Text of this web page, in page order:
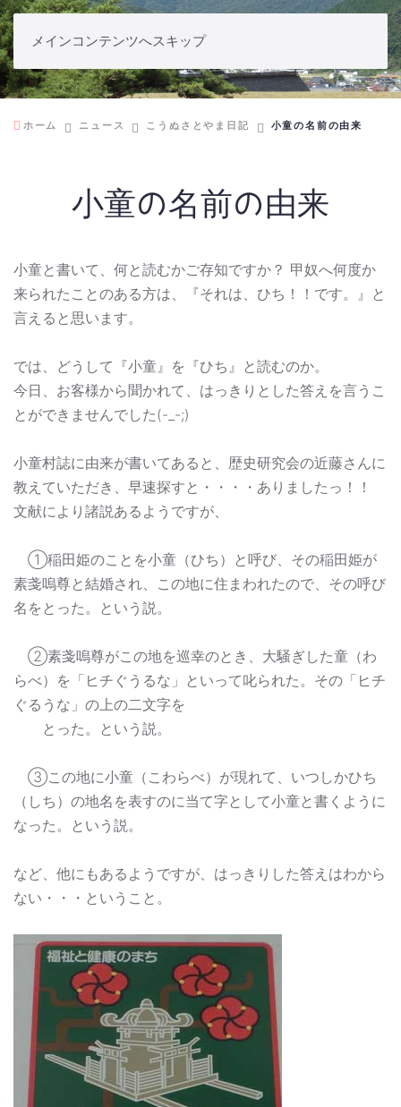
メインコンテンツへスキップ
こうぬさとやま日記
ホーム ニュース こうぬさとやま日記 小童の名前の由来
小童の名前の由来
小童と書いて、何と読むかご存知ですか？ 甲奴へ何度か
来られたことのある方は、『それは、ひち！！です。』と
言えると思います。
では、どうして『小童』を『ひち』と読むのか。
今日、お客様から聞かれて、はっきりとした答えを言うこ
とができませんでした(-_-;)
小童村誌に由来が書いてあると、歴史研究会の近藤さんに
教えていただき、早速探すと・・・・ありましたっ！！
文献により諸説あるようですが、
①稲田姫のことを小童（ひち）と呼び、その稲田姫が
素戔嗚尊と結婚され、この地に住まわれたので、その呼び
名をとった。という説。
②素戔嗚尊がこの地を巡幸のとき、大騒ぎした童（わ
らべ）を「ヒチぐうるな」といって叱られた。その「ヒチ
ぐるうな」の上の二文字を
とった。という説。
③この地に小童（こわらべ）が現れて、いつしかひち
（しち）の地名を表すのに当て字として小童と書くように
なった。という説。
など、他にもあるようですが、はっきりした答えはわから
ない・・・ということ。